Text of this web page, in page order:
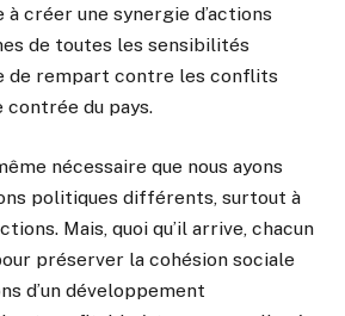
créer une synergie d’actions
de toutes les sensibilités
de rempart contre les conflits
contrée du pays.
nécessaire que nous ayons
politiques différents, surtout à
Mais, quoi qu’il arrive, chacun
préserver la cohésion sociale
d’un développement